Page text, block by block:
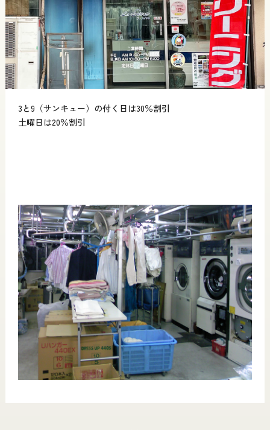
3と9（サンキュー）の付く日は30％割引
土曜日は20％割引